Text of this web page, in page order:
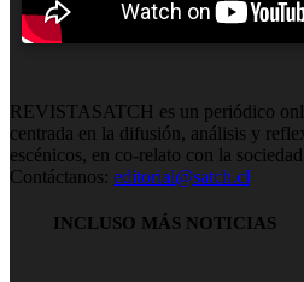
REVISTASATCH es un periódico
centrada en la difusión, análisis y
escénicos, en co-relato con la
Contáctanos: editorial@satch.cl
INCLUSO MÁS NOTICIAS